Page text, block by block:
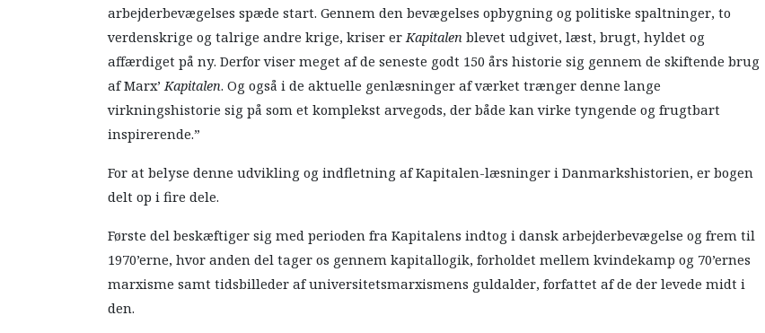
arbejderbevægelses spæde start. Gennem den bevægelses opbygning og politiske spaltninger, to
verdenskrige og talrige andre krige, kriser erKapitalenblevet udgivet, læst, brugt, hyldet og
affærdiget på ny. Derfor viser meget af de seneste godt 150 års historie sig gennem de skiftende brug
af Marx’Kapitalen. Og også i de aktuelle genlæsninger af værket trænger denne lange
virkningshistorie sig på som et komplekst arvegods, der både kan virke tyngende og frugtbart
inspirerende.”
For at belyse denne udvikling og indfletning af Kapitalen-læsninger i Danmarkshistorien, er bogen
delt op i fire dele.
Første del beskæftiger sig med perioden fra Kapitalens indtog i dansk arbejderbevægelse og frem til
1970’erne, hvor anden del tager os gennem kapitallogik, forholdet mellem kvindekamp og 70’ernes
marxisme samt tidsbilleder af universitetsmarxismens guldalder, forfattet af de der levede midt i
den.